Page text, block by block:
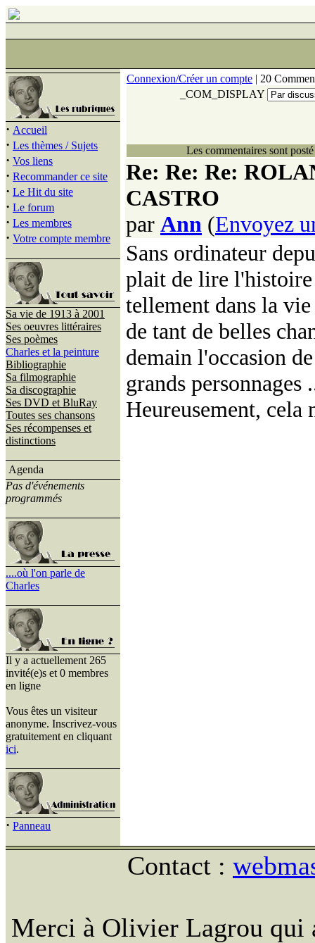
· Accueil
· Les thèmes / Sujets
· Vos liens
· Recommander ce site
· Le Hit du site
· Le forum
· Les membres
· Votre compte membre
Sa vie de 1913 à 2001
Ses oeuvres littéraires
Ses poèmes
Charles et la peinture
Bibliographie
Sa filmographie
Sa discographie
Ses DVD et BluRay
Toutes ses chansons
Ses récompenses et
distinctions
Agenda
Pas d'événements
programmés
....où l'on parle de
Charles
Il y a actuellement 265
invité(e)s et 0 membres
en ligne
Vous êtes un visiteur
anonyme. Inscrivez-vous
gratuitement en cliquant
ici.
· Panneau
Connexion/Créer un compte | 20
_COM_DISPLAY
Les commentaires sont
Re: Re: Re:
CASTRO
par Ann (Envoyez
Sans ordinateur
plait de lire l'histoire
tellement dans la vie
de tant de belles
demain l'occasion
grands
Heureusement, cela
Contact :
Merci à Olivier Lagrou qui